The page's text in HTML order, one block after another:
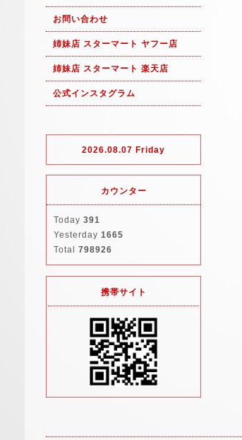
お問い合わせ
姉妹店 スターマート ヤフー店
姉妹店 スターマート 楽天店
公式インスタグラム
2026.08.07 Friday
カウンター
Today 391
Yesterday 1665
Total 798926
携帯サイト